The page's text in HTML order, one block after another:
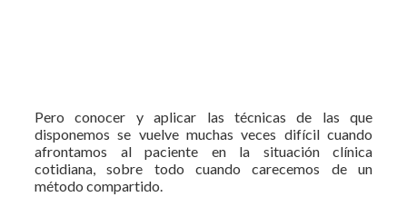
Pero conocer y aplicar las técnicas de las que
disponemos se vuelve muchas veces difícil cuando
afrontamos al paciente en la situación clínica
cotidiana, sobre todo cuando carecemos de un
método compartido.